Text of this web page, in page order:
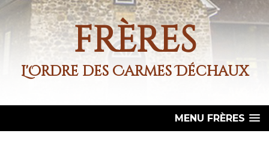
frères
L'Ordre des Carmes Déchaux
MENU FRÈRES